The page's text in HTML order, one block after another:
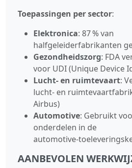
Toepassingen per sector:
Elektronica: 87 % van
halfgeleiderfabrikanten
Gezondheidszorg: FDA
voor UDI (Unique Device
Lucht‑ en ruimtevaart:
lucht‑ en
Airbus)
Automotive: Gebruikt
onderdelen in de
AANBEVOLEN